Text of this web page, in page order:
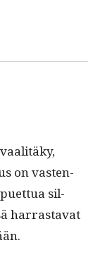
on vas­ten­
sil­
har­ras­ta­vat